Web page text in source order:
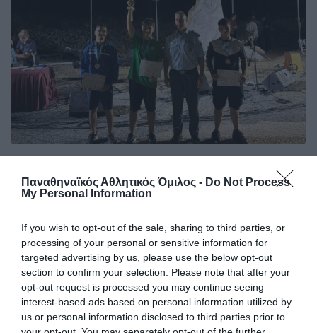
Παναθηναϊκός Αθλητικός Όμιλος - Do Not Process
My Personal Information
If you wish to opt-out of the sale, sharing to third parties, or
processing of your personal or sensitive information for
targeted advertising by us, please use the below opt-out
section to confirm your selection. Please note that after your
opt-out request is processed you may continue seeing
interest-based ads based on personal information utilized by
us or personal information disclosed to third parties prior to
αγώνες του Διρού
Με εξαιρετικές εμφανίσεις και σημαντικές θέσεις στο
ξεχώρισαν στους αγώνες του Σκοπευτικού Ομίλου Ταίναρο
στο Διρό.
27.06.2026 ΣΚΟΠΟΒΟΛΗ